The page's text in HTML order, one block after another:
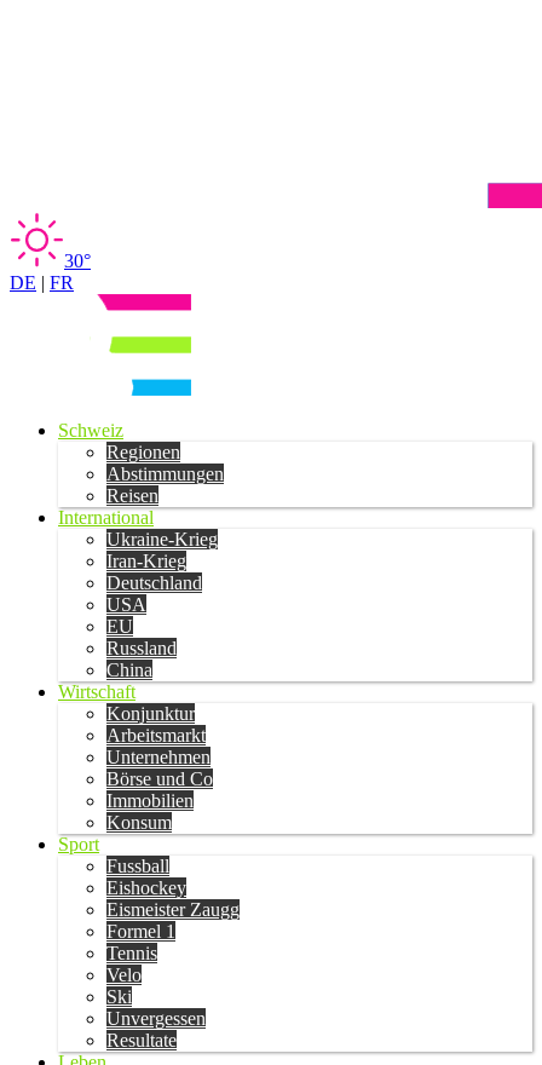
30°
DE | FR
Schweiz
Regionen
Abstimmungen
Reisen
International
Ukraine-Krieg
Iran-Krieg
Deutschland
USA
EU
Russland
China
Wirtschaft
Konjunktur
Arbeitsmarkt
Unternehmen
Börse und Co
Immobilien
Konsum
Sport
Fussball
Eishockey
Eismeister Zaugg
Formel 1
Tennis
Velo
Ski
Unvergessen
Resultate